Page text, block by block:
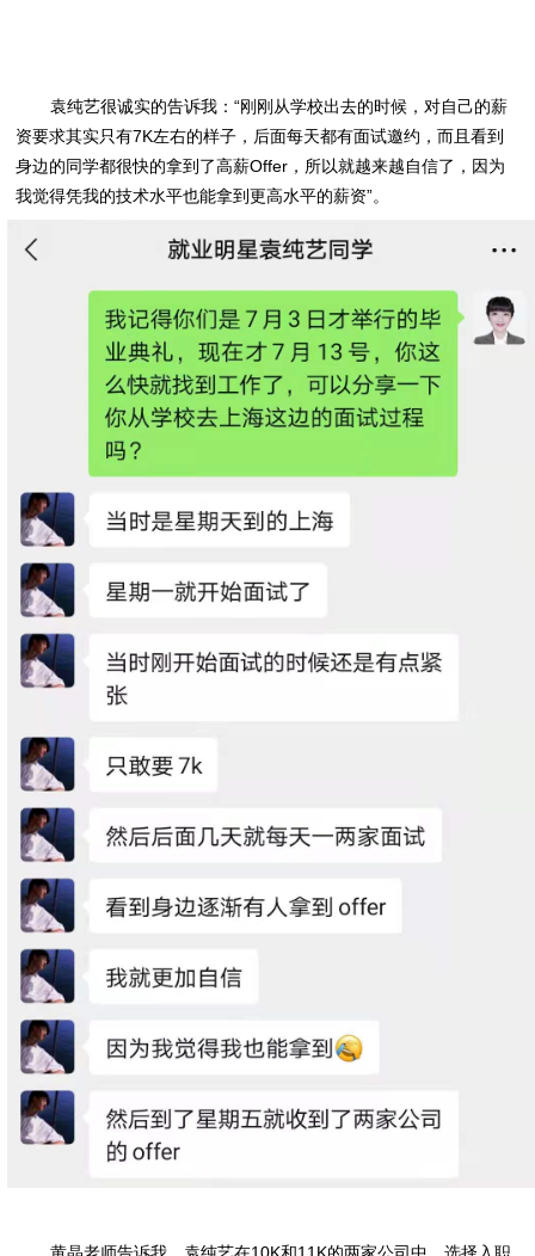
袁纯艺很诚实的告诉我：“刚刚从学校出去的时候，对自己的薪
资要求其实只有7K左右的样子，后面每天都有面试邀约，而且看到
身边的同学都很快的拿到了高薪Offer，所以就越来越自信了，因为
我觉得凭我的技术水平也能拿到更高水平的薪资”。